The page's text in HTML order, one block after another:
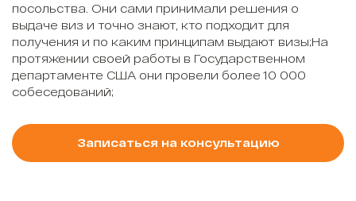
посольства. Они сами принимали решения о
выдаче виз и точно знают, кто подходит для
получения и по каким принципам выдают визы;На
протяжении своей работы в Государственном
департаменте США они провели более 10 000
собеседований;
Записаться на консультацию